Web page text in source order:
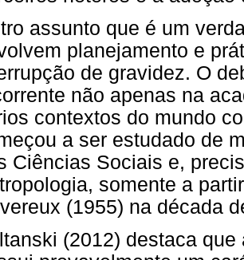
assunto que é um
planejamento e
de gravidez. O
não apenas na
contextos do mundo
a ser estudado de
Ciências Sociais e,
somente a
(1955) na década
(2012) destaca